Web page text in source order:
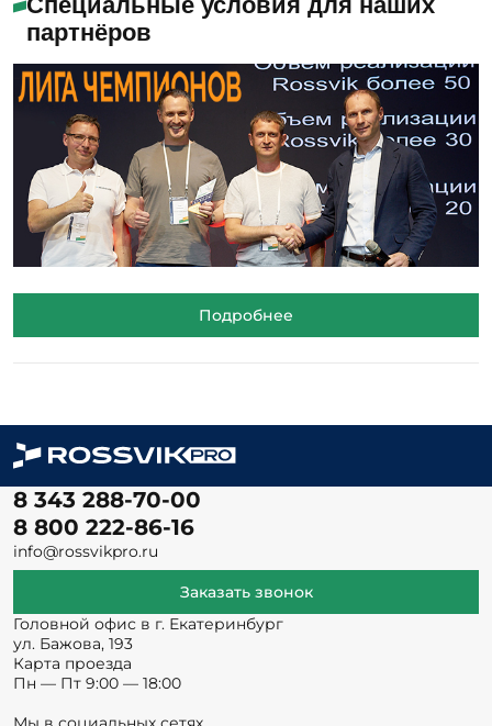
партнёров
Подробнее
8 343 288-70-00
8 800 222-86-16
info@rossvikpro.ru
Заказать звонок
Головной офис в г. Екатеринбург
ул. Бажова, 193
Карта проезда
Пн — Пт 9:00 — 18:00